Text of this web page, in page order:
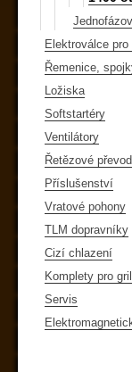
Elektroválce pro
Řemenice,
Ložiska
Softstartéry
Ventilátory
Řetězové
Příslušenství
Vratové pohony
TLM dopravníky
Cizí chlazení
Komplety pro
Servis